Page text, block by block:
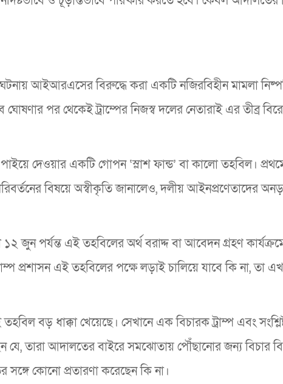
আইআরএসের বিরুদ্ধে করা একটি নজিরবিহীন মামলা
পর থেকেই ট্রাম্পের নিজস্ব দলের নেতারাই এর তীব্র
দেওয়ার একটি গোপন ‘স্লাশ ফান্ড’ বা কালো তহবিল।
বিষয়ে অস্বীকৃতি জানালেও, দলীয় আইনপ্রণেতাদের অনড়
জুন পর্যন্ত এই তহবিলের অর্থ বরাদ্দ বা আবেদন গ্রহণ
প্রশাসন এই তহবিলের পক্ষে লড়াই চালিয়ে যাবে কি না, তা
বড় ধাক্কা খেয়েছে। সেখানে এক বিচারক ট্রাম্প এবং
তারা আদালতের বাইরে সমঝোতায় পৌঁছানোর জন্য বিচার
কোনো প্রতারণা করেছেন কি না।